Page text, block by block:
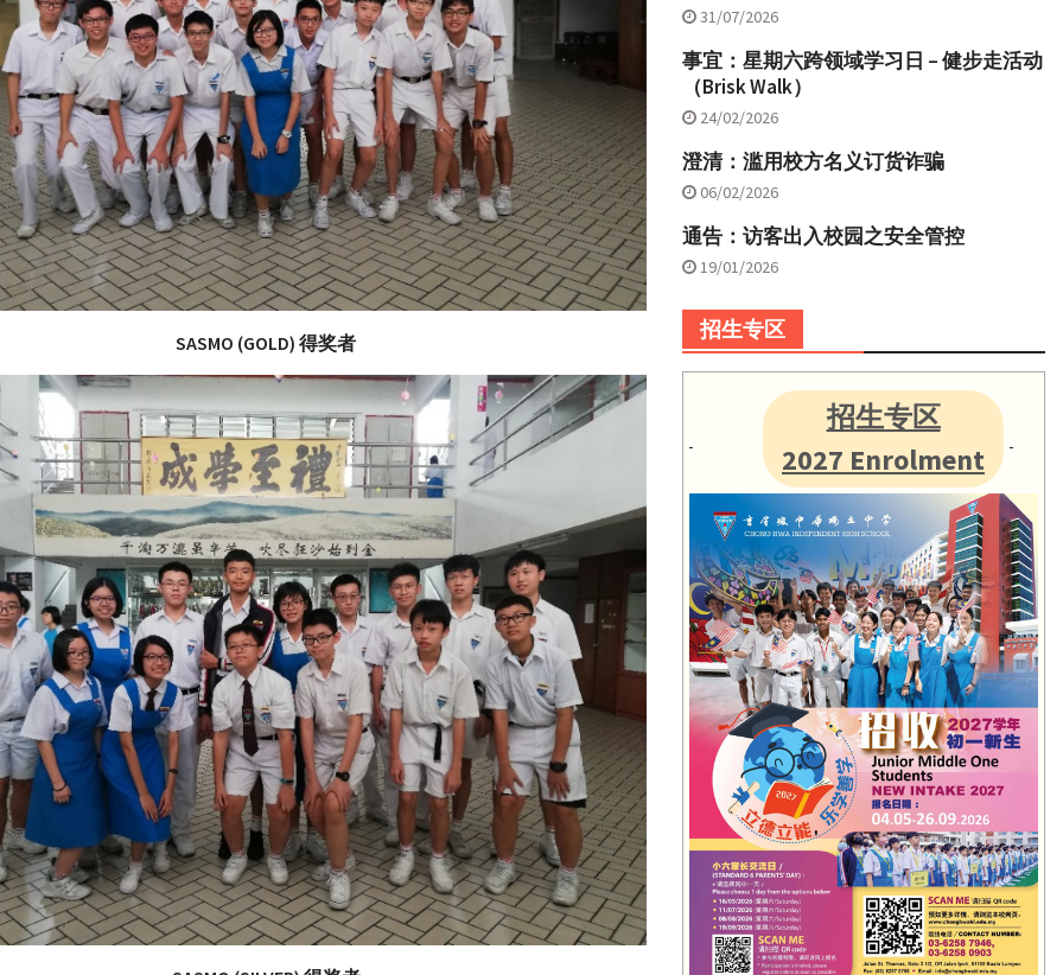
SASMO (GOLD) 得奖者
31/07/2026
事宜：星期六跨领域学习日 – 健步走活动
（Brisk Walk）
24/02/2026
澄清：滥用校方名义订货诈骗
06/02/2026
通告：访客出入校园之安全管控
19/01/2026
招生专区
招生专区
2027 Enrolment